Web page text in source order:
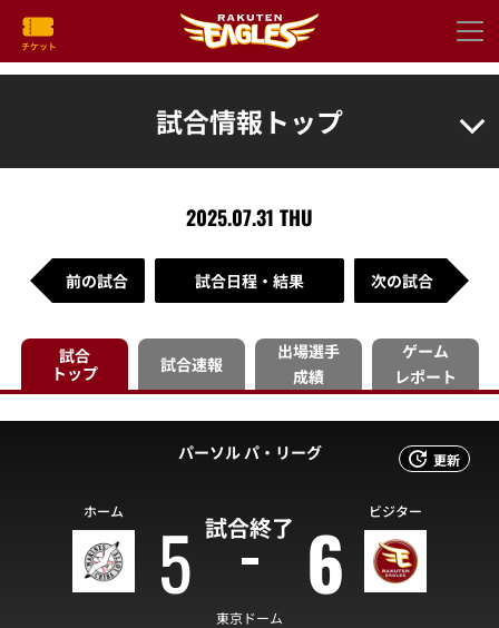
試合情報トップ
2025.07.31 THU
前の試合 試合日程・結果 次の試合
試合
トップ
試合速報
出場選手
成績
ゲーム
レポート
更新
パーソル パ・リーグ
試合終了
ホーム 5 6 ビジター
東京ドーム